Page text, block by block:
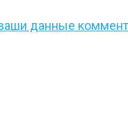
данные